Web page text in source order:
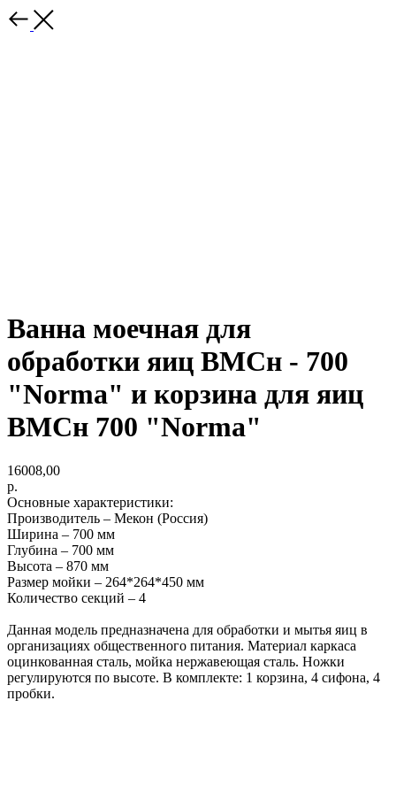
Ванна моечная для
обработки яиц ВМСн - 700
"Norma" и корзина для яиц
ВМСн 700 "Norma"
16008,00
р.
Основные характеристики:
Производитель – Мекон (Россия)
Ширина – 700 мм
Глубина – 700 мм
Высота – 870 мм
Размер мойки – 264*264*450 мм
Количество секций – 4
Данная модель предназначена для обработки и мытья яиц в
организациях общественного питания. Материал каркаса
оцинкованная сталь, мойка нержавеющая сталь. Ножки
регулируются по высоте. В комплекте: 1 корзина, 4 сифона, 4
пробки.